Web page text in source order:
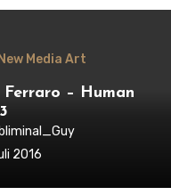
New Media Art
Ferraro – Human
2016